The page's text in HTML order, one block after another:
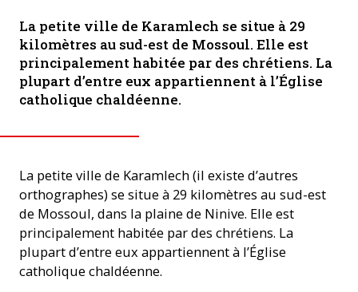
La petite ville de Karamlech se situe à 29
kilomètres au sud-est de Mossoul. Elle est
principalement habitée par des chrétiens. La
plupart d’entre eux appartiennent à l’Église
catholique chaldéenne.
La petite ville de Karamlech (il existe d’autres
orthographes) se situe à 29 kilomètres au sud-est
de Mossoul, dans la plaine de Ninive. Elle est
principalement habitée par des chrétiens. La
plupart d’entre eux appartiennent à l’Église
catholique chaldéenne.